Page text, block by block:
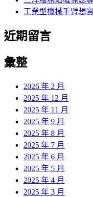
工業型機械手臂想
近期留言
彙整
2026 年 2 月
2025 年 12 月
2025 年 11 月
2025 年 9 月
2025 年 8 月
2025 年 7 月
2025 年 6 月
2025 年 5 月
2025 年 4 月
2025 年 3 月